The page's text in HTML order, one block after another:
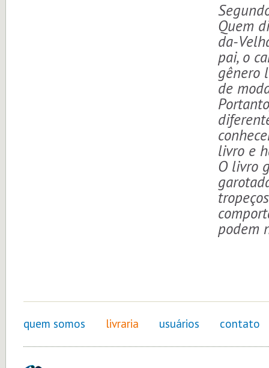
Quem
da-
pai, o
gênero
de
livro e
O livro
podem
quem somos livraria usuários contato